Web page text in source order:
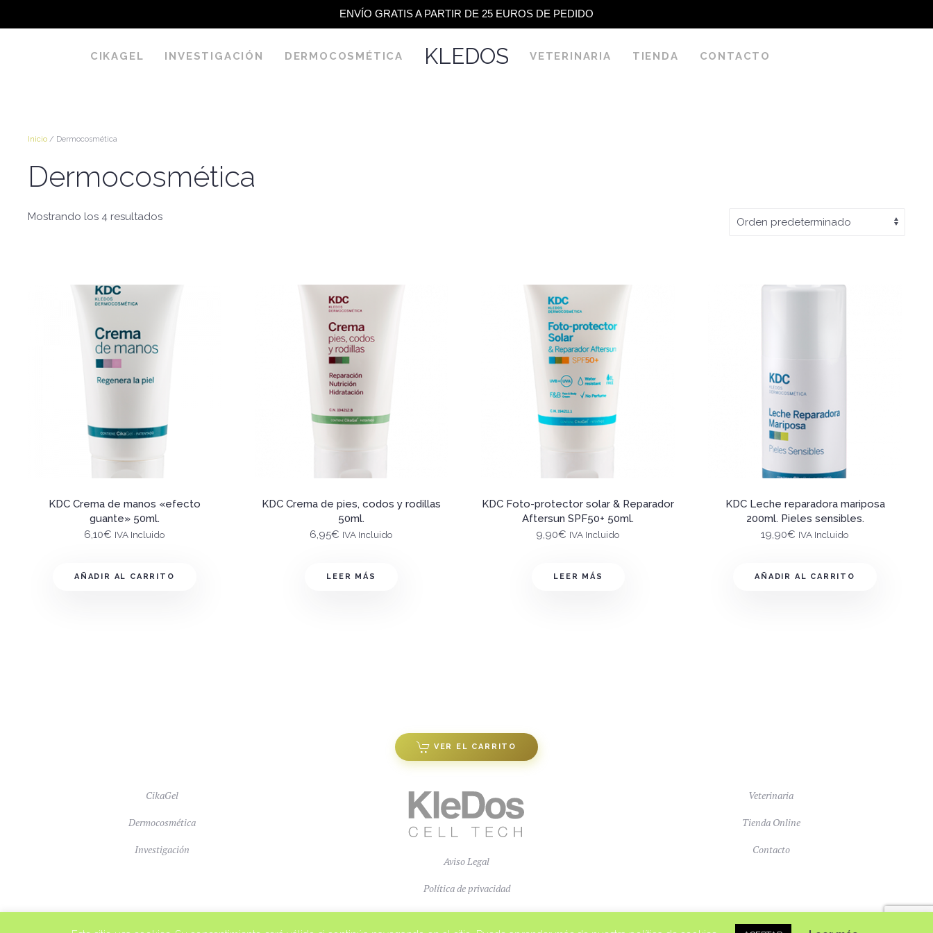
ENVÍO GRATIS A PARTIR DE 25 EUROS DE PEDIDO
CIKAGEL INVESTIGACIÓN DERMOCOSMÉTICA KLEDOS VETERINARIA TIENDA CONTACTO
Inicio / Dermocosmética
Dermocosmética
Mostrando los 4 resultados
KDC Crema de manos «efecto
guante» 50ml.
6,10€ IVA Incluido
AÑADIR AL CARRITO
KDC Crema de pies, codos y rodillas
50ml.
6,95€ IVA Incluido
LEER MÁS
KDC Foto-protector solar & Reparador
Aftersun SPF50+ 50ml.
9,90€ IVA Incluido
LEER MÁS
KDC Leche reparadora mariposa
200ml. Pieles sensibles.
19,90€ IVA Incluido
AÑADIR AL CARRITO
VER EL CARRITO
CikaGel
Dermocosmética
Investigación
Aviso Legal
Política de privacidad
Veterinaria
Tienda Online
Contacto